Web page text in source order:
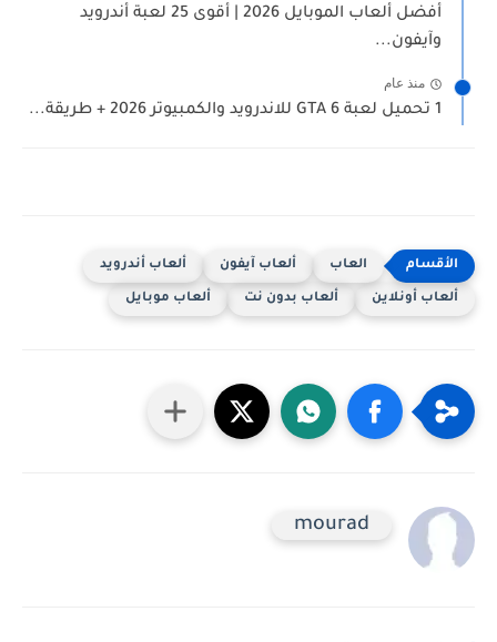
أفضل ألعاب الموبايل 2026 | أقوى 25 لعبة أندرويد
وآيفون...
منذ عام
1 تحميل لعبة GTA 6 للاندرويد والكمبيوتر 2026 + طريقة...
العاب ألعاب آيفون ألعاب أندرويد
ألعاب أونلاين ألعاب بدون نت ألعاب موبايل
mourad